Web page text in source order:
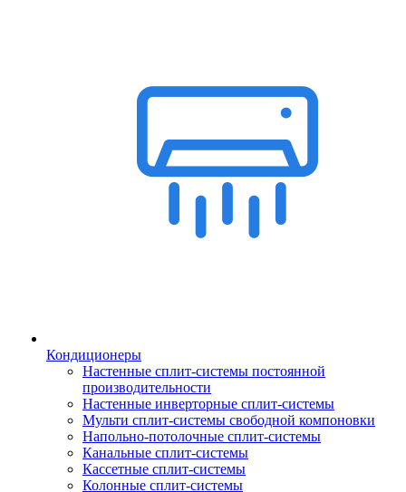
Кондиционеры
Настенные сплит-системы постоянной
производительности
Настенные инверторные сплит-системы
Мульти сплит-системы свободной компоновки
Напольно-потолочные сплит-системы
Канальные сплит-системы
Кассетные сплит-системы
Колонные сплит-системы